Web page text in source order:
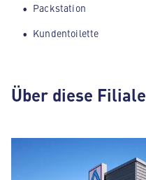
Packstation
Kundentoilette
Über diese Filiale